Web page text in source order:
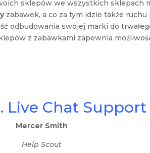
sklepów we wszystkich sklepach
zabawek, a co za tym idzie także ruchu i
odbudowania swojej marki do
z zabawkami zapewnia
Live Chat Support
Mercer Smith
Help Scout